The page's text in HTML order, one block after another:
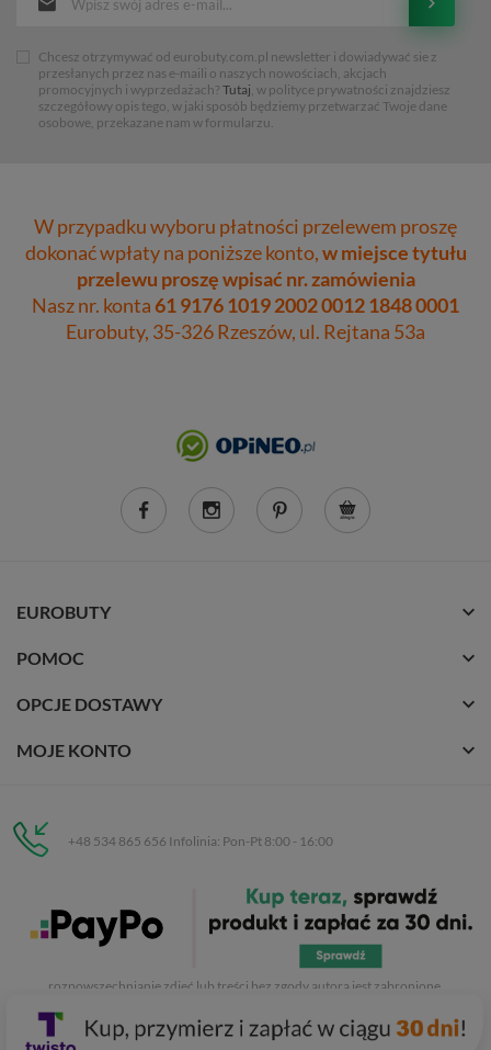
Chcesz otrzymywać od eurobuty.com.pl newsletter i dowiadywać sie z
przesłanych przez nas e-maili o naszych nowościach, akcjach
promocyjnych i wyprzedażach? Tutaj , w polityce prywatności znajdziesz
szczegółowy opis tego, w jaki sposób będziemy przetwarzać Twoje dane
osobowe, przekazane nam w formularzu.
W przypadku wyboru płatności przelewem proszę
dokonać wpłaty na poniższe konto,w miejsce tytułu
przelewu proszę wpisać nr. zamówienia
Nasz nr. konta61 9176 1019 2002 0012 1848 0001
Eurobuty, 35-326 Rzeszów, ul. Rejtana 53a
EUROBUTY
POMOC
OPCJE DOSTAWY
MOJE KONTO
+48 534 865 656 Infolinia: Pon-Pt 8:00 - 16:00
C.H. Respan, Rejtana 53a/250
35-326 Rzeszów
. Kopiowanie, przetwarzanie,
rozpowszechnianie zdjęć lub treści bez zgody autora jest zabronione.